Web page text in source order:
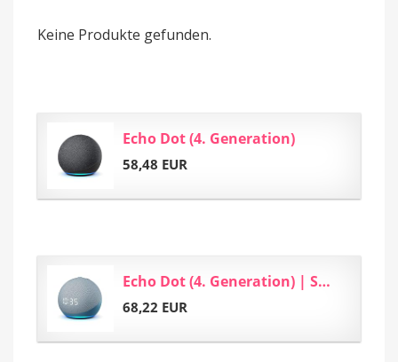
Keine Produkte gefunden.
Echo Dot (4. Generation)
58,48 EUR
Echo Dot (4. Generation) | Smarter Lautsprecher mit Uhr und Alexa | Blaugrau
68,22 EUR